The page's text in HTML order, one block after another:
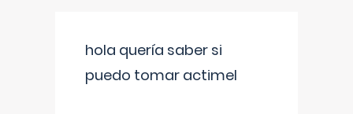
hola quería saber si
puedo tomar actimel